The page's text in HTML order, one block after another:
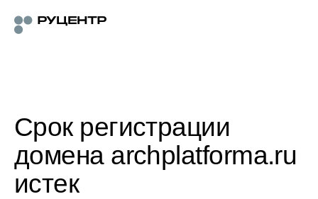
Срок регистрации
домена archplatforma.ru
истек